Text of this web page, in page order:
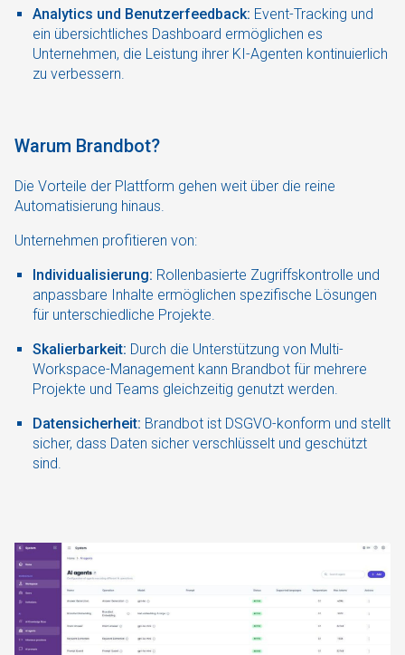
Analytics und Benutzerfeedback: Event-Tracking und
ein übersichtliches Dashboard ermöglichen es
Unternehmen, die Leistung ihrer KI-Agenten kontinuierlich
zu verbessern.
Warum Brandbot?
Die Vorteile der Plattform gehen weit über die reine
Automatisierung hinaus.
Unternehmen profitieren von:
Individualisierung: Rollenbasierte Zugriffskontrolle und
anpassbare Inhalte ermöglichen spezifische Lösungen
für unterschiedliche Projekte.
Skalierbarkeit: Durch die Unterstützung von Multi-
Workspace-Management kann Brandbot für mehrere
Projekte und Teams gleichzeitig genutzt werden.
Datensicherheit: Brandbot ist DSGVO-konform und stellt
sicher, dass Daten sicher verschlüsselt und geschützt
sind.